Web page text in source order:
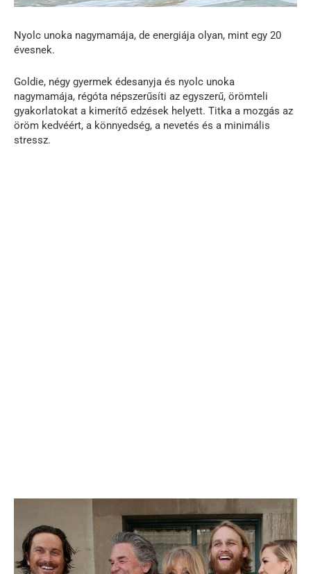
Nyolc unoka nagymamája, de energiája olyan, mint egy 20
évesnek.
Goldie, négy gyermek édesanyja és nyolc unoka
nagymamája, régóta népszerűsíti az egyszerű, örömteli
gyakorlatokat a kimerítő edzések helyett. Titka a mozgás az
öröm kedvéért, a könnyedség, a nevetés és a minimális
stressz.